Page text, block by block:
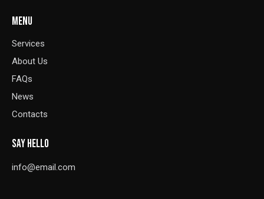
MENU
Services
About Us
FAQs
News
Contacts
SAY HELLO
info@email.com